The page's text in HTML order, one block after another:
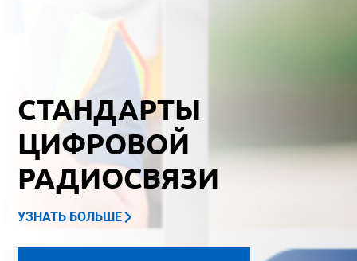
СТАНДАРТЫ
ЦИФРОВОЙ
РАДИОСВЯЗИ
УЗНАТЬ БОЛЬШЕ